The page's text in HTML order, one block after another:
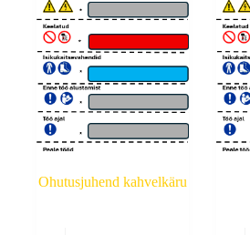
Ohutusjuhend kahvelkäru